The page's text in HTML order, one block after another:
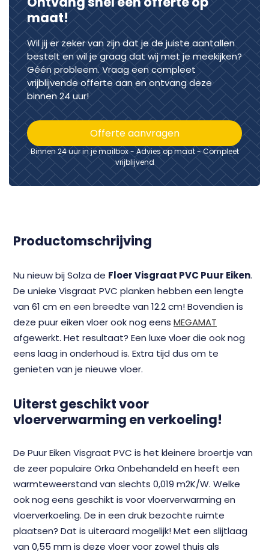
maat!
Wil jij er zeker van zijn dat je de juiste aantallen
bestelt en wil je graag dat wij met je meekijken?
Géén probleem. Vraag een compleet
vrijblijvende offerte aan en ontvang deze
binnen 24 uur!
Offerte aanvragen
Binnen 24 uur in je mailbox - Advies op maat - Compleet
vrijblijvend
Productomschrijving
Nu nieuw bij Solza de Floer Visgraat PVC Puur Eiken.
De unieke Visgraat PVC planken hebben een lengte
van 61 cm en een breedte van 12.2 cm! Bovendien is
deze puur eiken vloer ook nog eens MEGAMAT
afgewerkt. Het resultaat? Een luxe vloer die ook nog
eens laag in onderhoud is. Extra tijd dus om te
genieten van je nieuwe vloer.
Uiterst geschikt voor
vloerverwarming en verkoeling!
De Puur Eiken Visgraat PVC is het kleinere broertje van
de zeer populaire Orka Onbehandeld en heeft een
warmteweerstand van slechts 0,019 m2K/W. Welke
ook nog eens geschikt is voor vloerverwarming en
vloerverkoeling. De in een druk bezochte ruimte
plaatsen? Dat is uiteraard mogelijk! Met een slijtlaag
van 0,55 mm is deze vloer voor zowel thuis als